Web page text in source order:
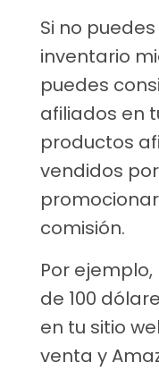
Si no
inventario
puedes
afiliados en
productos
vendidos
comisión.
Por
de 100
en tu sitio
venta y